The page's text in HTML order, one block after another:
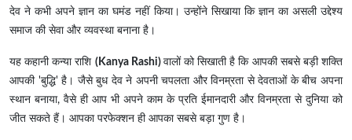
देव ने कभी अपने ज्ञान का घमंड नहीं किया। उन्होंने सिखाया कि ज्ञान का असली उद्देश्य
समाज की सेवा और व्यवस्था बनाना है।
यह कहानी कन्या राशि (Kanya Rashi) वालों को सिखाती है कि आपकी सबसे बड़ी शक्ति
आपकी 'बुद्धि' है। जैसे बुध देव ने अपनी चपलता और विनम्रता से देवताओं के बीच अपना
स्थान बनाया, वैसे ही आप भी अपने काम के प्रति ईमानदारी और विनम्रता से दुनिया को
जीत सकते हैं। आपका परफेक्शन ही आपका सबसे बड़ा गुण है।